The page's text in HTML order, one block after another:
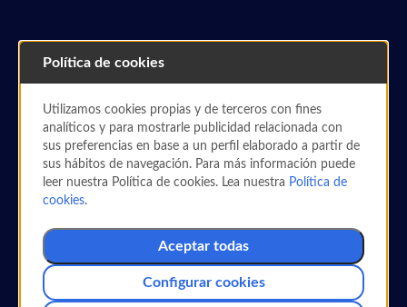
PARTNERS AÉREOS
Canjea y obtén Millas con
Garuda Indonesia
Canjea y obtén millas de forma sencilla con tu
tarjetaAir EuropaSuma.
Política de cookies
Utilizamos cookies propias y de terceros con fines
analíticos y para mostrarle publicidad relacionada con
sus preferencias en base a un perfil elaborado a partir de
sus hábitos de navegación. Para más información puede
leer nuestra Política de cookies. Lea nuestra Política de
cookies.
Aceptar todas
Configurar cookies